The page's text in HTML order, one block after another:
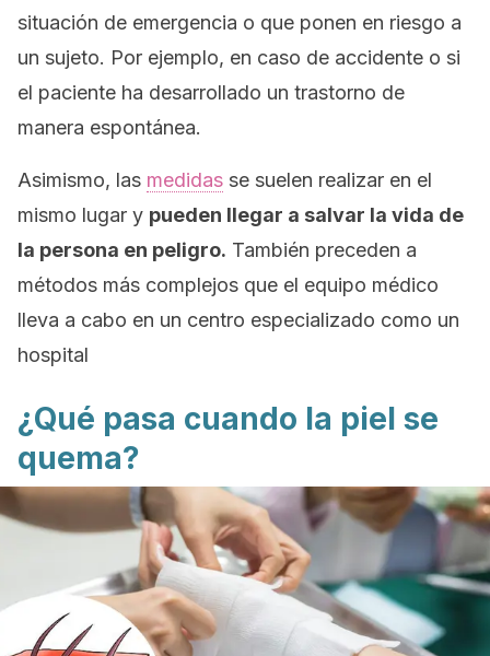
situación de emergencia o que ponen en riesgo a
un sujeto. Por ejemplo, en caso de accidente o si
el paciente ha desarrollado un trastorno de
manera espontánea.
Asimismo, las medidas se suelen realizar en el
mismo lugar y pueden llegar a salvar la vida de
la persona en peligro. También preceden a
métodos más complejos que el equipo médico
lleva a cabo en un centro especializado como un
hospital
¿Qué pasa cuando la piel se
quema?